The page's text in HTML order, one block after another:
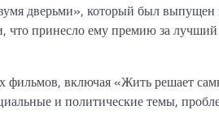
дверьми», который был выпущен
принесло ему премию за
фильмов, включая «Жить решает
и политические темы,